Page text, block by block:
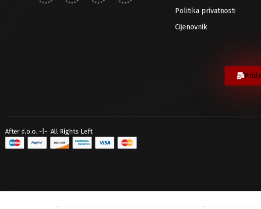
Politika privatnosti
Cijenovnik
After d.o.o. -|- All Rights Left